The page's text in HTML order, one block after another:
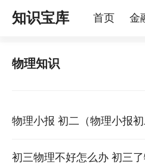
知识宝库 首页 金
物理知识
物理小报 初二（物理小报初
初三物理不好怎么办 初三